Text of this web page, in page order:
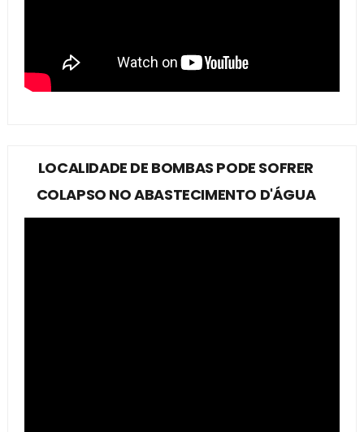
LOCALIDADE DE BOMBAS PODE SOFRER
COLAPSO NO ABASTECIMENTO D'ÁGUA